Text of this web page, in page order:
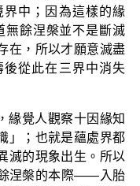
界中；因為這樣的緣
無餘涅槃並不是斷滅
在，所以才願意滅盡
從此在三界中消失
緣覺人觀察十因緣知
」；也就是蘊處界都
滅的現象出生。所以
涅槃的本際——入胎